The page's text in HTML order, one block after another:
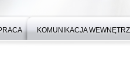
KOMUNIKACJA